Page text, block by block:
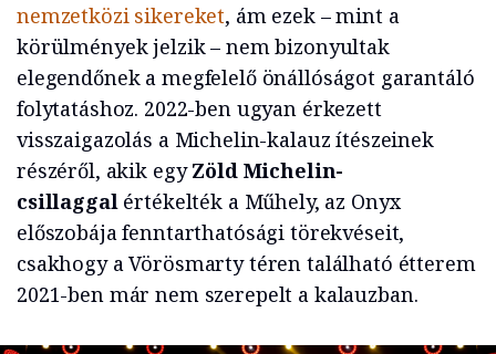
nemzetközi sikereket, ám ezek – mint a
körülmények jelzik – nem bizonyultak
elegendőnek a megfelelő önállóságot garantáló
folytatáshoz. 2022-ben ugyan érkezett
visszaigazolás a Michelin-kalauz ítészeinek
részéről, akik egyZöld Michelin-
csillaggalértékelték a Műhely, az Onyx
előszobája fenntarthatósági törekvéseit,
csakhogy a Vörösmarty téren található étterem
2021-ben már nem szerepelt a kalauzban.